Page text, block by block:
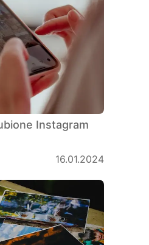
Instagram
16.01.2024